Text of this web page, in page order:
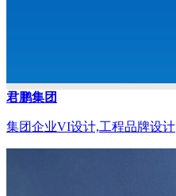
君鹏集团
集团企业VI设计,工程品牌设计